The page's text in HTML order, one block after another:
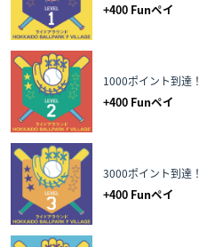
+400 Funペイ
1000ポイント到達！
+400 Funペイ
3000ポイント到達！
+400 Funペイ